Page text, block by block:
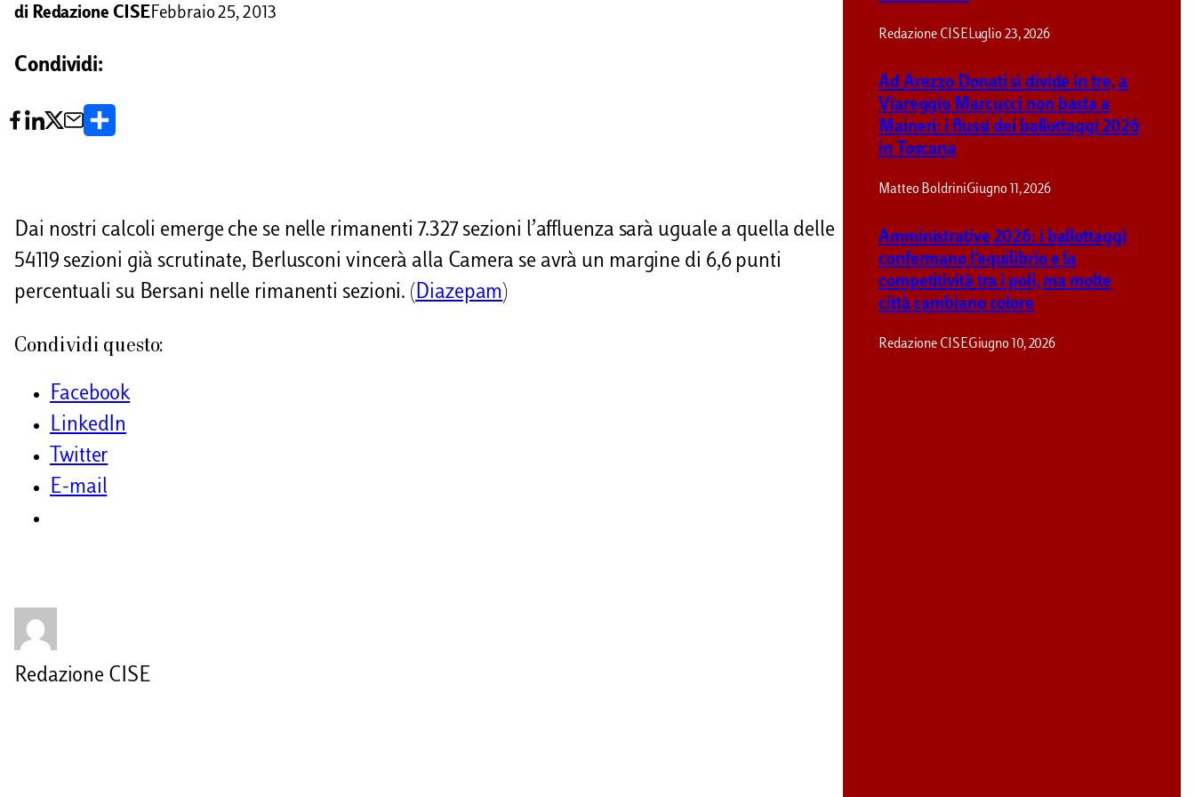
di Redazione CISEFebbraio 25, 2013
Condividi:
d
Dai nostri calcoli emerge che se nelle rimanenti 7.327 sezioni l’affluenza sarà uguale a quella delle
54119 sezioni già scrutinate, Berlusconi vincerà alla Camera se avrà un margine di 6,6 punti
percentuali su Bersani nelle rimanenti sezioni. (Diazepam)
Condividi questo:
Facebook
LinkedIn
Twitter
E-mail
Redazione CISE
Redazione CISE Luglio 23, 2026
Ad Arezzo Donati si divide in tre, a
Viareggio Marcucci non basta a
Maineri: i flussi dei ballottaggi 2026
in Toscana
Matteo BoldriniGiugno 11, 2026
Amministrative 2026: i ballottaggi
confermano l’equilibrio e la
competitività tra i poli, ma molte
città cambiano colore
Redazione CISEGiugno 10, 2026